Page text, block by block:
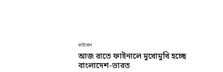
ফাইনাল
আজ রাতে ফাইনালে মুখোমুখি হচ্ছে
বাংলাদেশ-ভারত